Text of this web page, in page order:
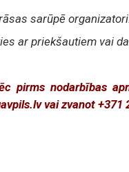
sarūpē organizatori.
ar priekšautiem vai
pirms nodarbības
vai zvanot +371